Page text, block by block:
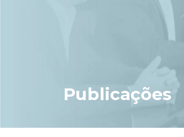
Publicações